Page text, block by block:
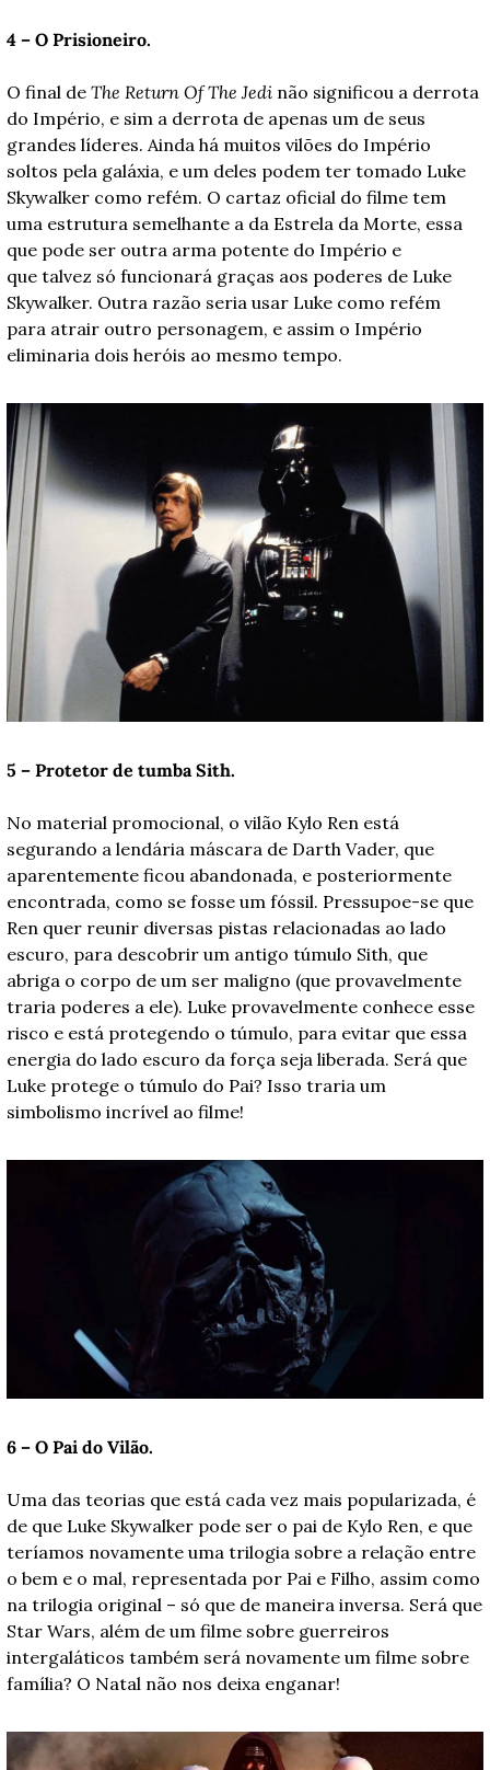
4 – O Prisioneiro.
O final de The Return Of The Jedi não significou a derrota
do Império, e sim a derrota de apenas um de seus
grandes líderes. Ainda há muitos vilões do Império
soltos pela galáxia, e um deles podem ter tomado Luke
Skywalker como refém. O cartaz oficial do filme tem
uma estrutura semelhante a da Estrela da Morte, essa
que pode ser outra arma potente do Império e
que talvez só funcionará graças aos poderes de Luke
Skywalker. Outra razão seria usar Luke como refém
para atrair outro personagem, e assim o Império
eliminaria dois heróis ao mesmo tempo.
5 – Protetor de tumba Sith.
No material promocional, o vilão Kylo Ren está
segurando a lendária máscara de Darth Vader, que
aparentemente ficou abandonada, e posteriormente
encontrada, como se fosse um fóssil. Pressupoe-se que
Ren quer reunir diversas pistas relacionadas ao lado
escuro, para descobrir um antigo túmulo Sith, que
abriga o corpo de um ser maligno (que provavelmente
traria poderes a ele). Luke provavelmente conhece esse
risco e está protegendo o túmulo, para evitar que essa
energia do lado escuro da força seja liberada. Será que
Luke protege o túmulo do Pai? Isso traria um
simbolismo incrível ao filme!
6 – O Pai do Vilão.
Uma das teorias que está cada vez mais popularizada, é
de que Luke Skywalker pode ser o pai de Kylo Ren, e que
teríamos novamente uma trilogia sobre a relação entre
o bem e o mal, representada por Pai e Filho, assim como
na trilogia original – só que de maneira inversa. Será que
Star Wars, além de um filme sobre guerreiros
intergaláticos também será novamente um filme sobre
família? O Natal não nos deixa enganar!